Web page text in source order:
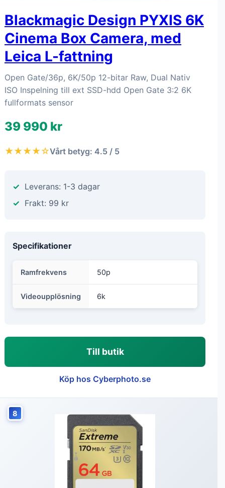
Blackmagic Design PYXIS 6K
Cinema Box Camera, med
Leica L-fattning
Open Gate/36p, 6K/50p 12-bitar Raw, Dual Nativ
ISO Inspelning till ext SSD-hdd Open Gate 3:2 6K
fullformats sensor
39 990 kr
★★★★☆Vårt betyg: 4.5 / 5
Leverans: 1-3 dagar
Frakt: 99 kr
Specifikationer
Ramfrekvens 50p
Videoupplösning 6k
Till butik
Köp hos Cyberphoto.se
8